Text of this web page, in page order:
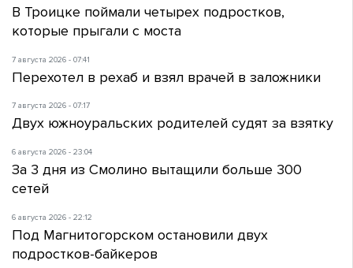
В Троицке поймали четырех подростков,
которые прыгали с моста
7 августа 2026 - 07:41
Перехотел в рехаб и взял врачей в заложники
7 августа 2026 - 07:17
Двух южноуральских родителей судят за взятку
6 августа 2026 - 23:04
За 3 дня из Смолино вытащили больше 300
сетей
6 августа 2026 - 22:12
Под Магнитогорском остановили двух
подростков-байкеров